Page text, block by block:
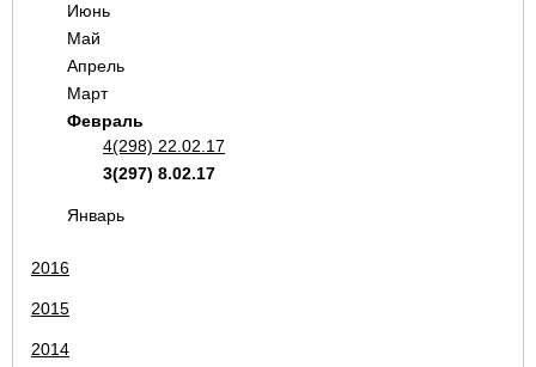
Июнь
Май
Апрель
Март
Февраль
4(298) 22.02.17
3(297) 8.02.17
Январь
2016
2015
2014